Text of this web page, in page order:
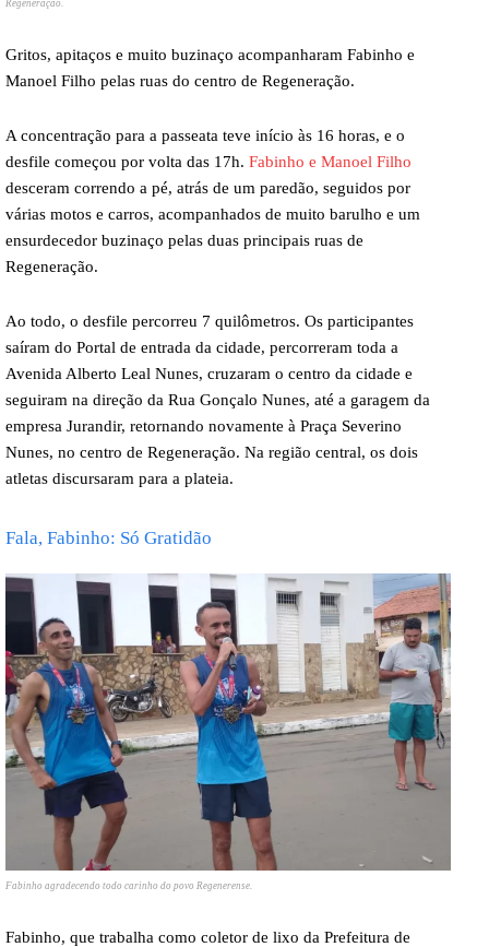
Regeneração.
Gritos, apitaços e muito buzinaço acompanharam Fabinho e
Manoel Filho pelas ruas do centro de Regeneração.
A concentração para a passeata teve início às 16 horas, e o
desfile começou por volta das 17h. Fabinho e Manoel Filho
desceram correndo a pé, atrás de um paredão, seguidos por
várias motos e carros, acompanhados de muito barulho e um
ensurdecedor buzinaço pelas duas principais ruas de
Regeneração.
Ao todo, o desfile percorreu 7 quilômetros. Os participantes
saíram do Portal de entrada da cidade, percorreram toda a
Avenida Alberto Leal Nunes, cruzaram o centro da cidade e
seguiram na direção da Rua Gonçalo Nunes, até a garagem da
empresa Jurandir, retornando novamente à Praça Severino
Nunes, no centro de Regeneração. Na região central, os dois
atletas discursaram para a plateia.
Fala, Fabinho: Só Gratidão
Fabinho agradecendo todo carinho do povo Regenerense.
Fabinho, que trabalha como coletor de lixo da Prefeitura de